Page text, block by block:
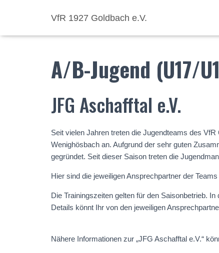
VfR 1927 Goldbach e.V.
A/B-Jugend (U17/
JFG Aschafftal e.V.
Seit vielen Jahren treten die Jugendteams des
Wenighösbach an. Aufgrund der sehr guten
gegründet. Seit dieser Saison treten die
Hier sind die jeweiligen Ansprechpartner der
Die Trainingszeiten gelten für den Saisonbetrieb.
Details könnt Ihr von den jeweiligen
Nähere Informationen zur „JFG Aschafftal e.V.“